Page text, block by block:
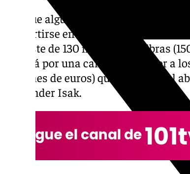
Aunque algunos medios apuntaban
convertirse en el fichaje más caro
un coste de 130 millones de libras
cerrará por una cantidad inferior a
millones de euros) que el Liverpool
Alexander Isak.